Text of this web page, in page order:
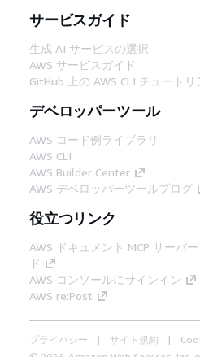
サービスガイド
生成 AI サービスの選択
AWS サービスガイド
GitHub 上の AWS CLI チュートリ
デベロッパーツール
AWS コード例ライブラリ
AWS CLI
AWS Builder Center
AWS デベロッパーツールブログ
役立つリンク
AWS ドキュメント MCP サーバ
ド
AWS コンソールにサインイン
AWS re:Post
プライバシー サイト規約